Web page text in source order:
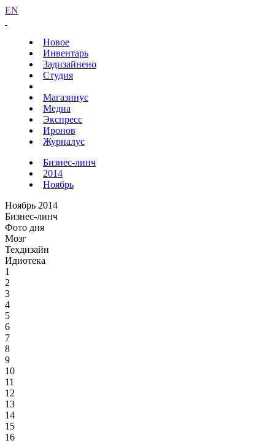
EN
Новое
Инвентарь
Задизайнено
Студия
Магазинус
Медиа
Экспресс
Иронов
Журналус
Бизнес-линч
2014
Ноябрь
Ноябрь 2014
Бизнес-линч
Фото дня
Мозг
Техдизайн
Идиотека
1
2
3
4
5
6
7
8
9
10
11
12
13
14
15
16